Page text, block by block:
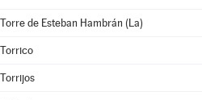
Torre de Esteban Hambrán (La)
Torrico
Torrijos